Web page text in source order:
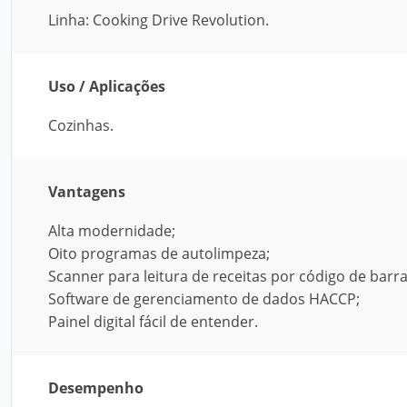
Linha: Cooking Drive Revolution.
Uso / Aplicações
Cozinhas.
Vantagens
Alta modernidade;
Oito programas de autolimpeza;
Scanner para leitura de receitas por código de
Software de gerenciamento de dados HACCP;
Painel digital fácil de entender.
Desempenho